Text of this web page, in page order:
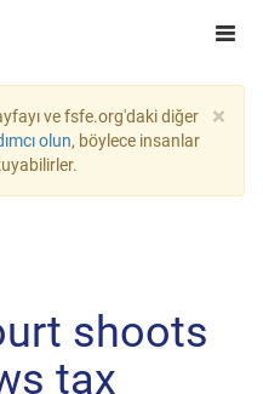
×
ve fsfe.org'daki diğer
olun, böylece insanlar
shoots
tax